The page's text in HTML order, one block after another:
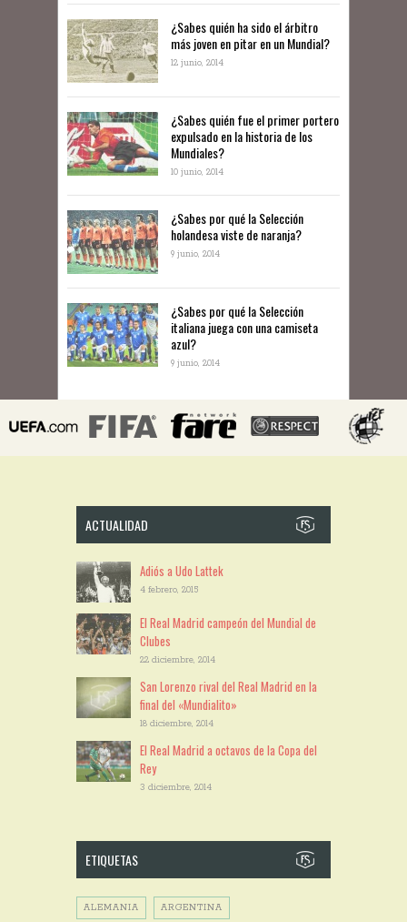
¿Sabes quién ha sido el árbitro
más joven en pitar en un Mundial?
12 junio, 2014
¿Sabes quién fue el primer portero
expulsado en la historia de los
Mundiales?
10 junio, 2014
​¿Sabes por qué la Selección
holandesa viste de naranja?
9 junio, 2014
¿Sabes por qué la Selección
italiana juega con una camiseta
azul?
9 junio, 2014
ACTUALIDAD
Adiós a Udo Lattek
4 febrero, 2015
El Real Madrid campeón del Mundial de
Clubes
22 diciembre, 2014
San Lorenzo rival del Real Madrid en la
final del «Mundialito»
18 diciembre, 2014
El Real Madrid a octavos de la Copa del
Rey
3 diciembre, 2014
ETIQUETAS
ALEMANIA ARGENTINA